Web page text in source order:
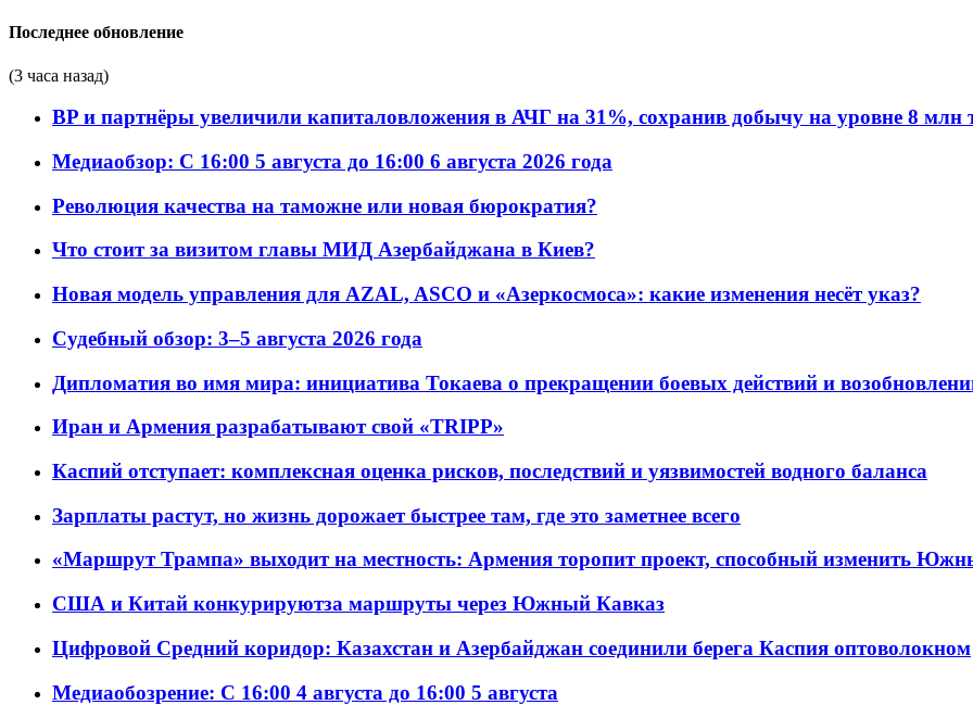
Последнее обновление
(3 часа назад)
BP и партнёры увеличили капиталовложения в АЧГ на 31%, сохранив добычу на уровне 8 млн
Медиаобзор: С 16:00 5 августа до 16:00 6 августа 2026 года
Революция качества на таможне или новая бюрократия?
Что стоит за визитом главы МИД Азербайджана в Киев?
Новая модель управления для AZAL, ASCO и «Азеркосмоса»: какие изменения несёт указ?
Судебный обзор: 3–5 августа 2026 года
Дипломатия во имя мира: инициатива Токаева о прекращении боевых действий и
Иран и Армения разрабатывают свой «TRIPP»
Каспий отступает: комплексная оценка рисков, последствий и уязвимостей водного баланса
Зарплаты растут, но жизнь дорожает быстрее там, где это заметнее всего
«Маршрут Трампа» выходит на местность: Армения торопит проект, способный изменить
США и Китай конкурируютза маршруты через Южный Кавказ
Цифровой Средний коридор: Казахстан и Азербайджан соединили берега Каспия оптоволокном
Медиаобозрение: С 16:00 4 августа до 16:00 5 августа